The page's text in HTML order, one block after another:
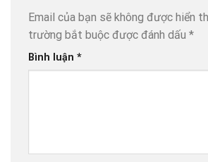
Email của bạn sẽ không được hiển
trường bắt buộc được đánh dấu *
Bình luận *